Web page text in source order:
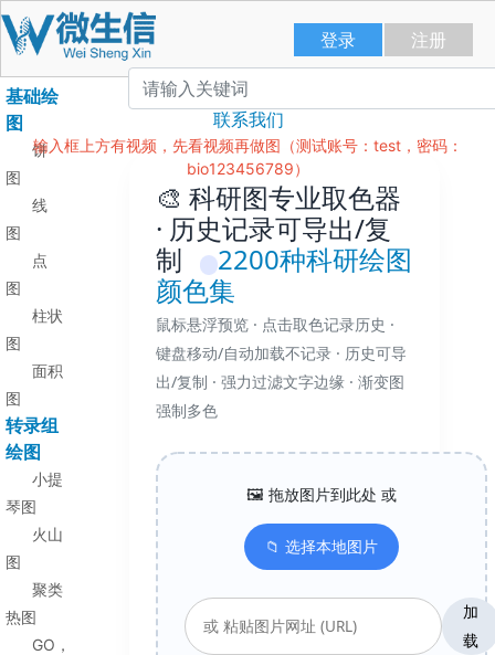
高通量测序
联系我们
输入框上方有视频，先看视频再做图（测试账号：test，密码：
bio123456789）
注册
登录
基础绘
图
饼
图
线
图
点
图
柱状
图
面积
图
转录组
绘图
小提
琴图
火山
图
聚类
热图
GO，
🎨 科研图专业取色器
· 历史记录可导出/复
制
2200种科研绘图
颜色集
鼠标悬浮预览 · 点击取色记录历史 ·
键盘移动/自动加载不记录 · 历史可导
出/复制 · 强力过滤文字边缘 · 渐变图
强制多色
🖼️ 拖放图片到此处 或
📁 选择本地图片
加
载